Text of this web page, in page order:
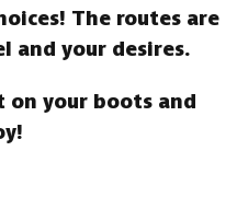
The routes are
and your desires.
on your boots and